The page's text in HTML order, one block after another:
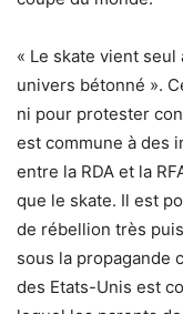
« Le skate vient
univers bétonné ».
ni pour protester
est commune à des
entre la RDA et la
que le skate. Il est
de rébellion très
sous la propagande
des Etats-Unis est